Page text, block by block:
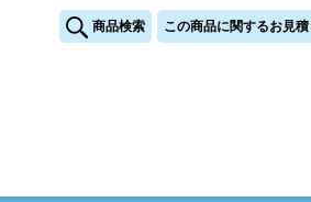
商品検索 この商品に関するお見